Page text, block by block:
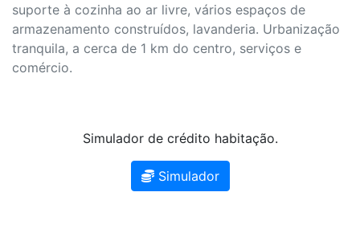
suporte à cozinha ao ar livre, vários espaços de
armazenamento construídos, lavanderia. Urbanização
tranquila, a cerca de 1 km do centro, serviços e
comércio.
Simulador de crédito habitação.
Simulador